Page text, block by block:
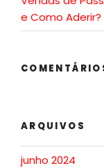
e Como Aderir?
ARQUIVOS
junho 2024